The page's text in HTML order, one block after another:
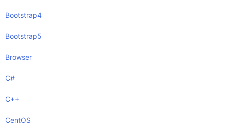
Bootstrap4
Bootstrap5
Browser
C#
C++
CentOS